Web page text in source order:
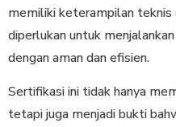
memiliki keterampilan teknis
diperlukan untuk
dengan aman dan efisien.
Sertifikasi ini tidak hanya
tetapi juga menjadi bukti